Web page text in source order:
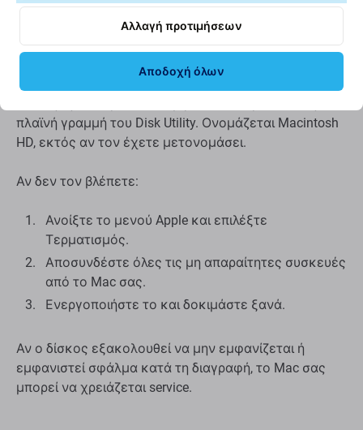
Αν δεν εμφανίζεται το Macintosh HD
Από προεπιλογή, ο ενσωματωμένος δίσκος
πλαϊνή γραμμή του Disk Utility. Ονομάζεται Macintosh
HD, εκτός αν τον έχετε μετονομάσει.
Αν δεν τον βλέπετε:
Ανοίξτε το μενού Apple και επιλέξτε
Τερματισμός.
Αποσυνδέστε όλες τις μη απαραίτητες συσκευές
από το Mac σας.
Ενεργοποιήστε το και δοκιμάστε ξανά.
Αν ο δίσκος εξακολουθεί να μην εμφανίζεται ή
εμφανιστεί σφάλμα κατά τη διαγραφή, το Mac σας
μπορεί να χρειάζεται service.
Αλλαγή προτιμήσεων
Αποδοχή όλων